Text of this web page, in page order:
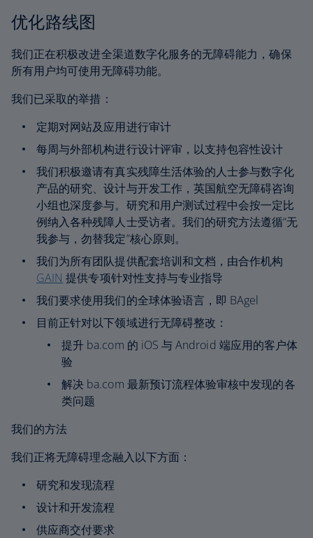
优化路线图
我们正在积极改进全渠道数字化服务的无障碍能力，确保
所有用户均可使用无障碍功能。
我们已采取的举措：
定期对网站及应用进行审计
每周与外部机构进行设计评审，以支持包容性设计
我们积极邀请有真实残障生活体验的人士参与数字化
产品的研究、设计与开发工作，英国航空无障碍咨询
小组也深度参与。研究和用户测试过程中会按一定比
例纳入各种残障人士受访者。我们的研究方法遵循“无
我参与，勿替我定”核心原则。
我们为所有团队提供配套培训和文档，由合作机构
GAIN 提供专项针对性支持与专业指导
我们要求使用我们的全球体验语言，即 BAgel
目前正针对以下领域进行无障碍整改：
提升 ba.com 的 iOS 与 Android 端应用的客户体
验
解决 ba.com 最新预订流程体验审核中发现的各
类问题
我们的方法
我们正将无障碍理念融入以下方面：
研究和发现流程
设计和开发流程
供应商交付要求